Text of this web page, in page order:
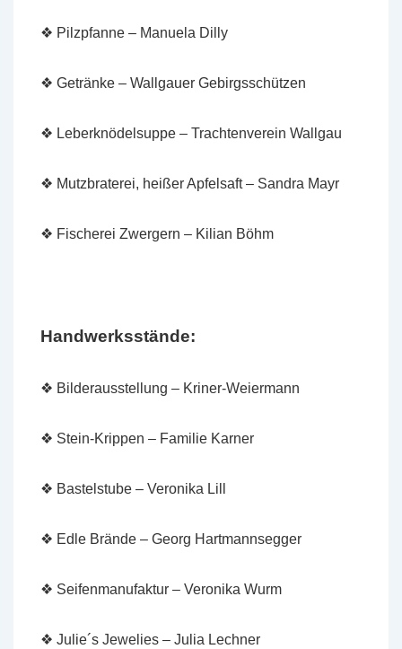
❖ Pilzpfanne – Manuela Dilly
❖ Getränke – Wallgauer Gebirgsschützen
❖ Leberknödelsuppe – Trachtenverein Wallgau
❖ Mutzbraterei, heißer Apfelsaft – Sandra Mayr
❖ Fischerei Zwergern – Kilian Böhm
Handwerksstände:
❖ Bilderausstellung – Kriner-Weiermann
❖ Stein-Krippen – Familie Karner
❖ Bastelstube – Veronika Lill
❖ Edle Brände – Georg Hartmannsegger
❖ Seifenmanufaktur – Veronika Wurm
❖ Julie´s Jewelies – Julia Lechner